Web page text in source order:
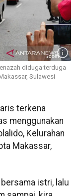
diduga terduga
Sulawesi
terkena
menggunakan
Kelurahan
Makassar,
istri, lalu